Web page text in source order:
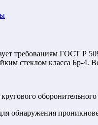
требованиям ГОСТ Р
стеклом класса Бр-4.
оборонительного
обнаружения